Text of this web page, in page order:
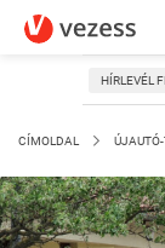
HÍRLEVÉL
CÍMOLDAL